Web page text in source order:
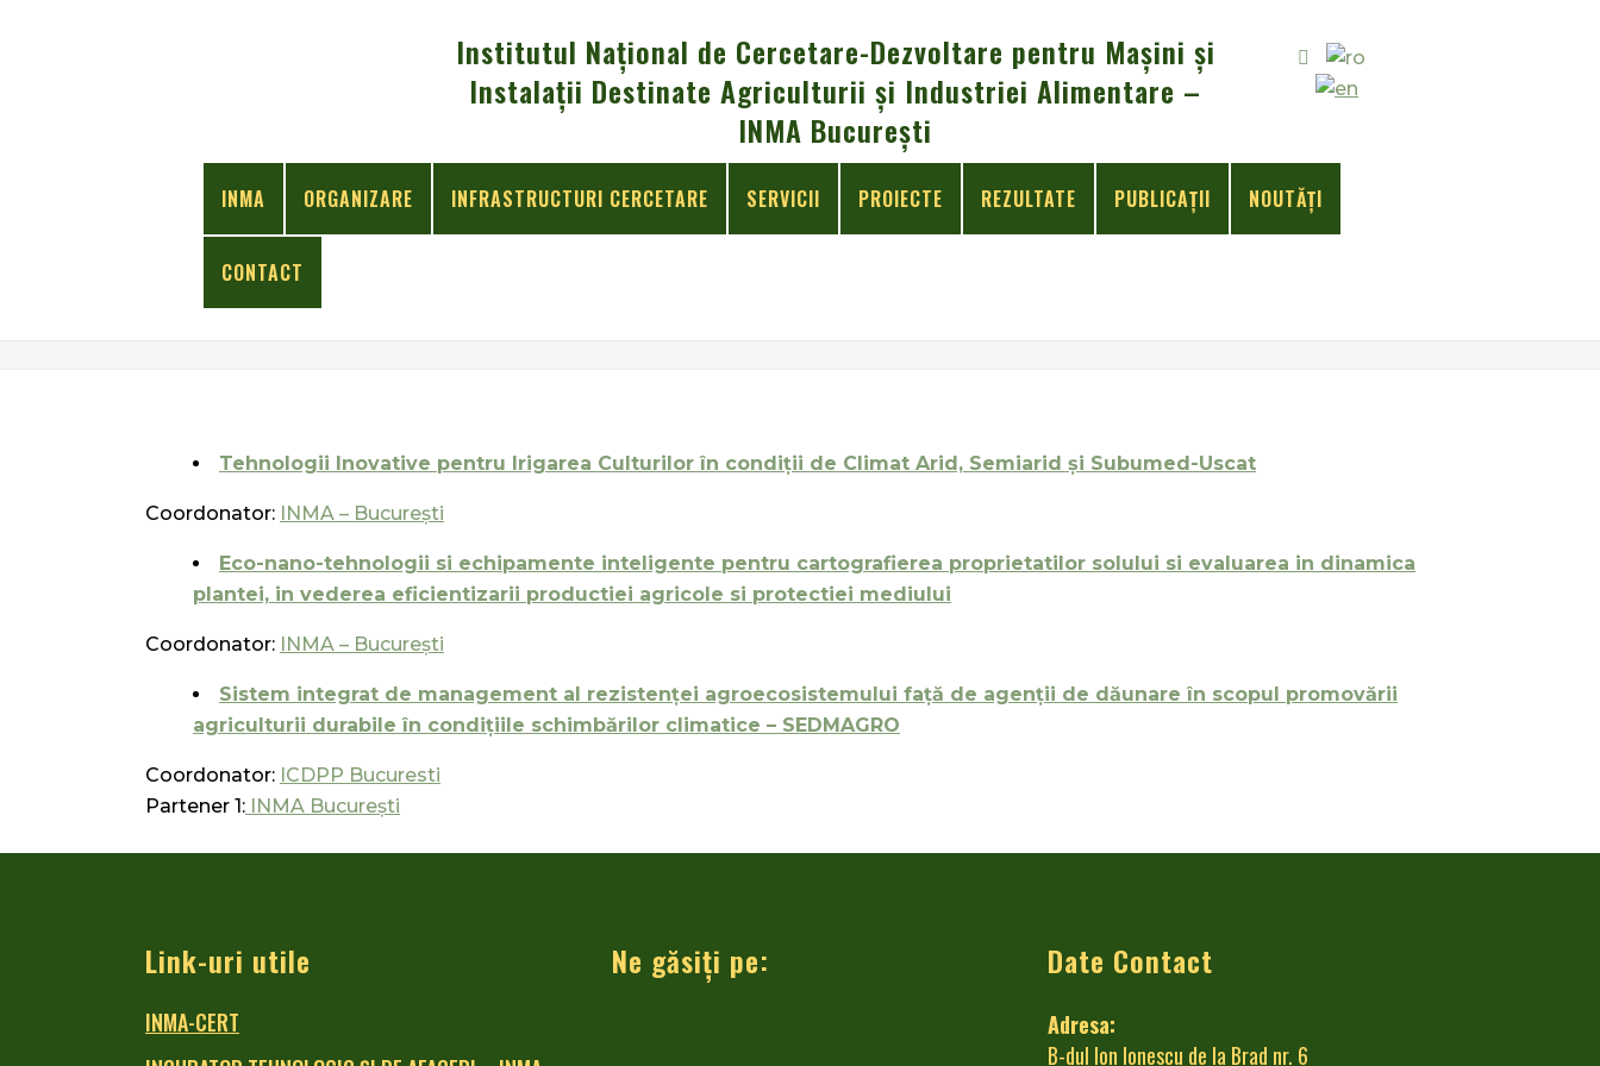
Institutul Național de Cercetare-Dezvoltare pentru Mașini și
Instalații Destinate Agriculturii și Industriei Alimentare –
INMA București
INMA ORGANIZARE INFRASTRUCTURI CERCETARE SERVICII PROIECTE REZULTATE PUBLICAŢII NOUTĂȚI
CONTACT
PROIECTE COMPLEXE
Tehnologii Inovative pentru Irigarea Culturilor în condiţii de Climat Arid, Semiarid şi Subumed-Uscat
Coordonator: INMA – Bucureşti
Eco-nano-tehnologii si echipamente inteligente pentru cartografierea proprietatilor solului si evaluarea in dinamica
plantei, in vederea eficientizarii productiei agricole si protectiei mediului
Coordonator: INMA – Bucureşti
Sistem integrat de management al rezistenței agroecosistemului față de agenții de dăunare în scopul promovării
agriculturii durabile în condițiile schimbărilor climatice – SEDMAGRO
Coordonator: ICDPP Bucuresti
Partener 1: INMA București
Link-uri utile
INMA-CERT
Ne găsiți pe: Date Contact
Adresa:
B-dul Ion Ionescu de la Brad nr. 6